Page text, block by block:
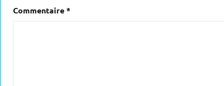
Commentaire*